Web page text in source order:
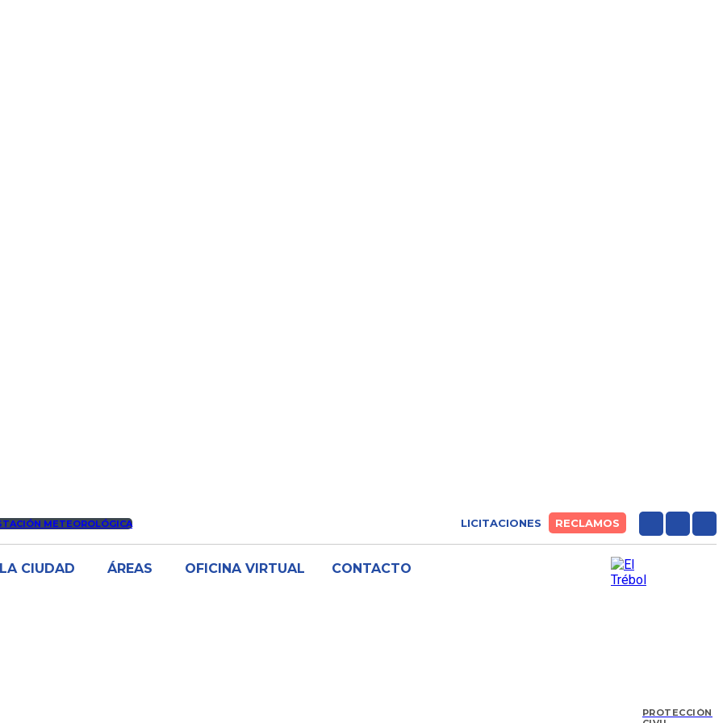
METEOROLÓGICA LICITACIONES RECLAMOS
LA CIUDAD ÁREAS OFICINA VIRTUAL CONTACTO
PROTECCIÓN